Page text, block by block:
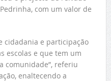
com um valor de
cidadania e participação
escolas e que tem um
comunidade”, referiu
enaltecendo a